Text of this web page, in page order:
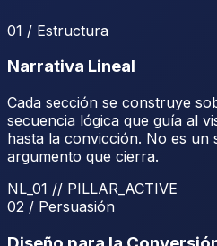
01 / Estructura
Narrativa Lineal
Cada sección se construye
secuencia lógica que guía al
hasta la convicción. No es un
argumento que cierra.
NL_01 // PILLAR_ACTIVE
02 / Persuasión